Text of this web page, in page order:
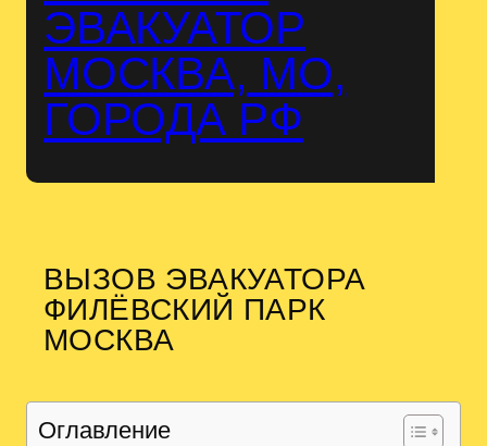
ЭВАКУАТОР
МОСКВА, МО,
ГОРОДА РФ
ВЫЗОВ ЭВАКУАТОРА
ФИЛЁВСКИЙ ПАРК
МОСКВА
Оглавление